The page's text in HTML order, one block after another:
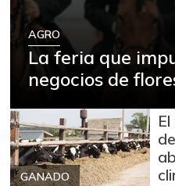
AGRO
La feria que
negocios de
GANADO